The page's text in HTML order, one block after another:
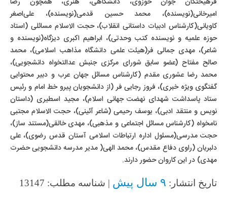
امیرخانی(نویسنده)، محمد حسین قدمی(نویسنده)، علی‌اصغر
کاویانی(کارشناس ادبیات داستانی انقلاب)، حجت الاسلام مسائلی (استاد
حوزه علمیه و نویسنده کتب وحدتی)، ابراهیم اکبری دیزگاه(نویسنده و
شاعر)، مهدی جمالی فر(هیئت علمی دانشگاه مذاهب اسلامی)، محمد
صالح مفتاح (عضو سابق شورای مرکزی جنبش عدالتخواه دانشجویی)،
محمد رضا عشوری مقدم (کارشناس مسائل جهان عرب و دبیر محتوایی
گفتگوی ویژه خبری)، فروز رجایی فر (از دانشجویان پیرو خط امام و رئیس
ستاد پاسداشت شهدای نهضت جهانی اسلام)، مجید اسطیری (داستان
نویس و منتقد ادبی)، یوسف رحیمی (شاعر آئینی)، حجت الاسلام مجتبی
نامخواه (کارشناس مسائل اجتماعی و مذهبی)، مهدی خالقی(مستند ساز)،
حجت مدرسی(مسئول اداره ارتباطات اسلامی آستان قدس رضوی)، علی
دلبریان (راوی دفاع مقدس)، محمد الهی( مدیر مدرسه دانشجویی حضرت
مهدی) در این کاروان حضور دارند.
تاریخ انتشار: ۹ سال پیش | شناسه مطلب: 13147